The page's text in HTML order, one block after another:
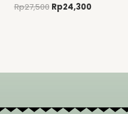
Rp27,500 Rp24,300